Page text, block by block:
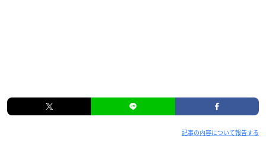
記事の内容について報告する